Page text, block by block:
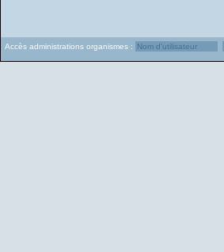
Accès administrations organismes :